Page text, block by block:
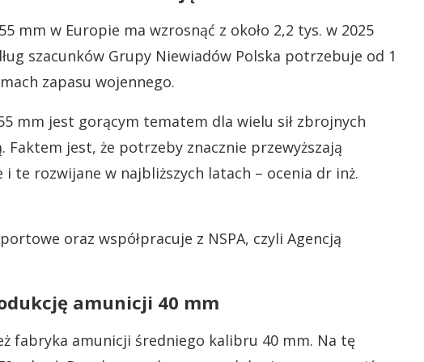
mm w Europie ma wzrosnąć z około 2,2 tys. w 2025
szacunków Grupy Niewiadów Polska potrzebuje od 1
zapasu wojennego.
mm jest gorącym tematem dla wielu sił zbrojnych
Faktem jest, że potrzeby znacznie przewyższają
te rozwijane w najbliższych latach – ocenia dr inż.
oraz współpracuje z NSPA, czyli Agencją
amunicji 40 mm
fabryka amunicji średniego kalibru 40 mm. Na tę